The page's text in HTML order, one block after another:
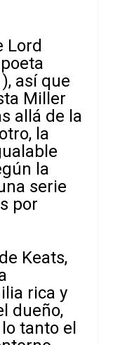
Lord
así que
Miller
allá de la
la
la
serie
por
Keats,
rica y
dueño,
tanto el